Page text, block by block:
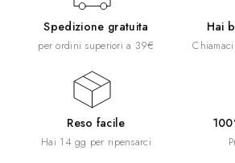
Spedizione gratuita
per ordini superiori a 39€
Hai
Reso facile
Hai 14 gg per ripensarci